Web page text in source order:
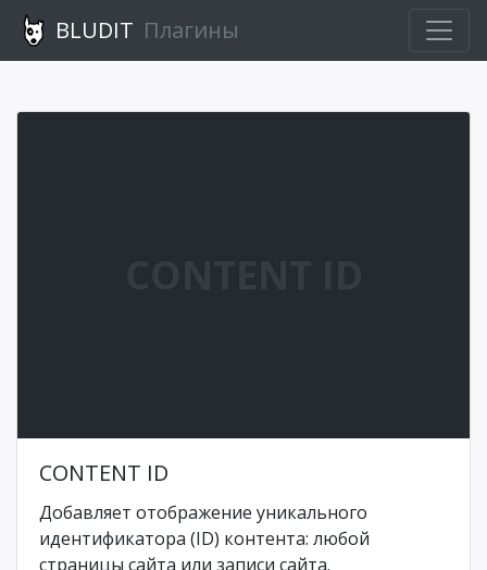
BLUDIT Плагины
CONTENT ID
CONTENT ID
Добавляет отображение уникального
идентификатора (ID) контента: любой
страницы сайта или записи сайта.